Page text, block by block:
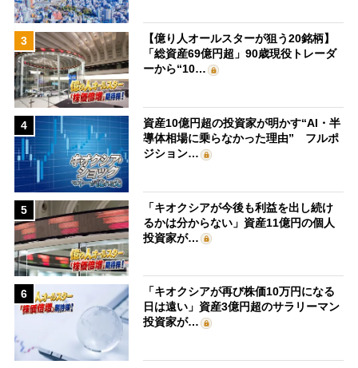
3
【億り人オールスターが狙う20銘柄】
「総資産69億円超」90歳現役トレーダ
ーから“10…
4
資産10億円超の投資家が明かす“AI・半
導体相場に乗らなかった理由” フルポ
ジション…
5
「キオクシアが今後も利益を出し続け
るかは分からない」資産11億円の個人
投資家が…
6
「キオクシアが再び株価10万円になる
日は遠い」資産3億円超のサラリーマン
投資家が…